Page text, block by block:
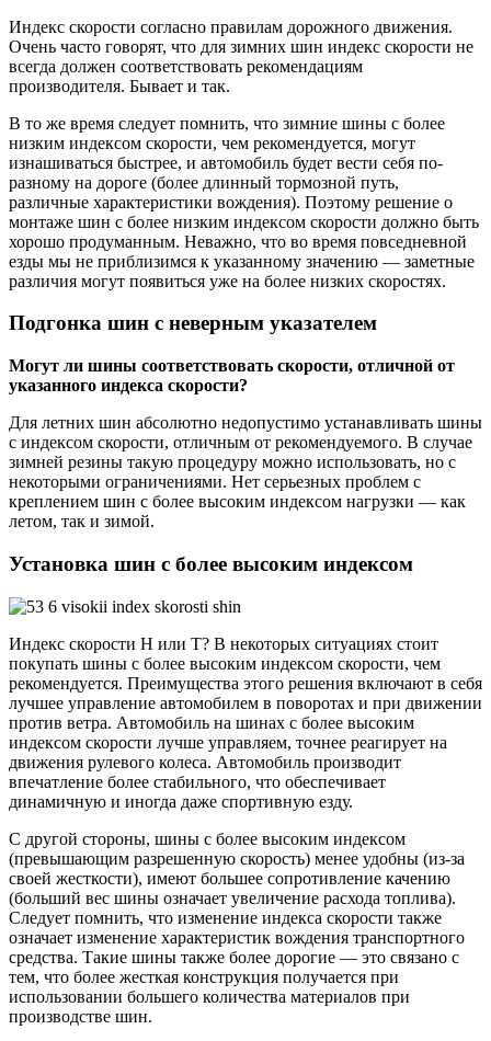
Индекс скорости согласно правилам дорожного движения.
Очень часто говорят, что для зимних шин индекс скорости не
всегда должен соответствовать рекомендациям
производителя. Бывает и так.
В то же время следует помнить, что зимние шины с более
низким индексом скорости, чем рекомендуется, могут
изнашиваться быстрее, и автомобиль будет вести себя по-
разному на дороге (более длинный тормозной путь,
различные характеристики вождения). Поэтому решение о
монтаже шин с более низким индексом скорости должно быть
хорошо продуманным. Неважно, что во время повседневной
езды мы не приблизимся к указанному значению — заметные
различия могут появиться уже на более низких скоростях.
Подгонка шин с неверным указателем
Могут ли шины соответствовать скорости, отличной от
указанного индекса скорости?
Для летних шин абсолютно недопустимо устанавливать шины
с индексом скорости, отличным от рекомендуемого. В случае
зимней резины такую ​​процедуру можно использовать, но с
некоторыми ограничениями. Нет серьезных проблем с
креплением шин с более высоким индексом нагрузки — как
летом, так и зимой.
Установка шин с более высоким индексом
Индекс скорости H или T? В некоторых ситуациях стоит
покупать шины с более высоким индексом скорости, чем
рекомендуется. Преимущества этого решения включают в себя
лучшее управление автомобилем в поворотах и ​​при движении
против ветра. Автомобиль на шинах с более высоким
индексом скорости лучше управляем, точнее реагирует на
движения рулевого колеса. Автомобиль производит
впечатление более стабильного, что обеспечивает
динамичную и иногда даже спортивную езду.
С другой стороны, шины с более высоким индексом
(превышающим разрешенную скорость) менее удобны (из-за
своей жесткости), имеют большее сопротивление качению
(больший вес шины означает увеличение расхода топлива).
Следует помнить, что изменение индекса скорости также
означает изменение характеристик вождения транспортного
средства. Такие шины также более дорогие — это связано с
тем, что более жесткая конструкция получается при
использовании большего количества материалов при
производстве шин.